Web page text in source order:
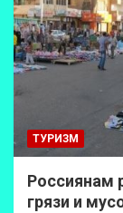
ТУРИЗМ
Россиянам
грязи и